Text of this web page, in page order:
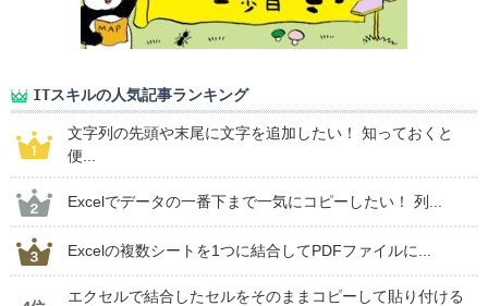
ITスキルの人気記事ランキング
文字列の先頭や末尾に文字を追加したい！ 知っておくと
便...
Excelでデータの一番下まで一気にコピーしたい！ 列...
Excelの複数シートを1つに結合してPDFファイルに...
エクセルで結合したセルをそのままコピーして貼り付ける